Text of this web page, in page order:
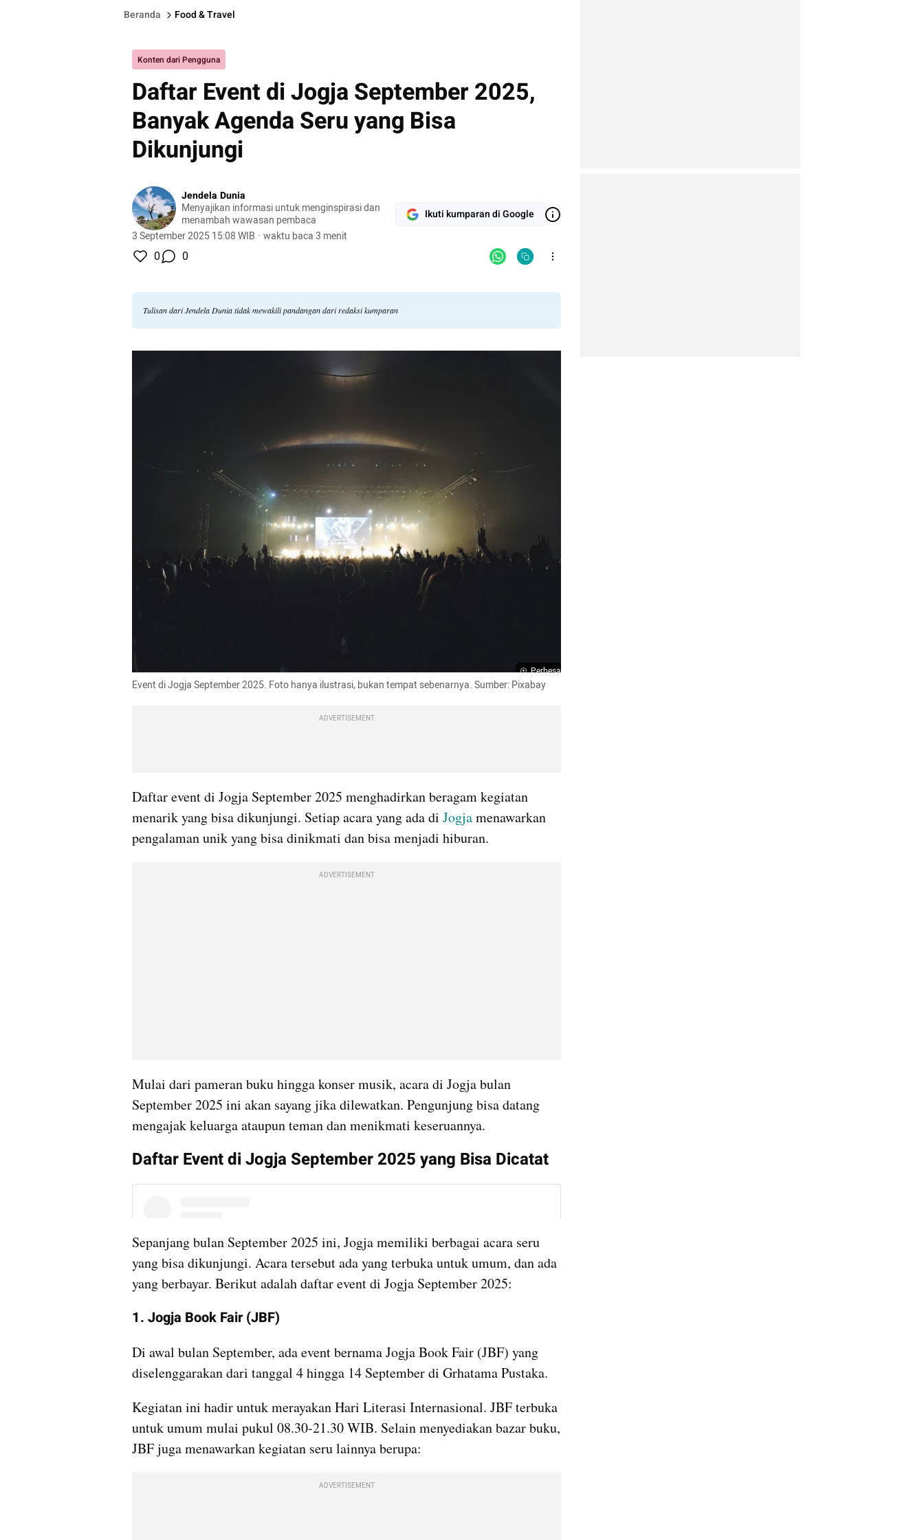
Beranda Food & Travel
Konten dari Pengguna
Daftar Event di Jogja September 2025,
Banyak Agenda Seru yang Bisa
Dikunjungi
Jendela Dunia
Menyajikan informasi untuk menginspirasi dan
menambah wawasan pembaca
3 September 2025 15:08 WIB · waktu baca 3 menit
Ikuti kumparan di Google
0 0
Tulisan dari Jendela Dunia tidak mewakili pandangan dari redaksi kumparan
Perbesar
Event di Jogja September 2025. Foto hanya ilustrasi, bukan tempat sebenarnya. Sumber: Pixabay
ADVERTISEMENT
Daftar event di Jogja September 2025 menghadirkan beragam kegiatan
menarik yang bisa dikunjungi. Setiap acara yang ada di Jogja menawarkan
pengalaman unik yang bisa dinikmati dan bisa menjadi hiburan.
ADVERTISEMENT
Mulai dari pameran buku hingga konser musik, acara di Jogja bulan
September 2025 ini akan sayang jika dilewatkan. Pengunjung bisa datang
mengajak keluarga ataupun teman dan menikmati keseruannya.
Daftar Event di Jogja September 2025 yang Bisa Dicatat
Sepanjang bulan September 2025 ini, Jogja memiliki berbagai acara seru
yang bisa dikunjungi. Acara tersebut ada yang terbuka untuk umum, dan ada
yang berbayar. Berikut adalah daftar event di Jogja September 2025:
1. Jogja Book Fair (JBF)
Di awal bulan September, ada event bernama Jogja Book Fair (JBF) yang
diselenggarakan dari tanggal 4 hingga 14 September di Grhatama Pustaka.
Kegiatan ini hadir untuk merayakan Hari Literasi Internasional. JBF terbuka
untuk umum mulai pukul 08.30-21.30 WIB. Selain menyediakan bazar buku,
JBF juga menawarkan kegiatan seru lainnya berupa:
ADVERTISEMENT